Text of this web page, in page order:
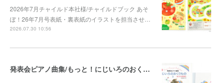
2026年7月チャイルド本社様/チャイルドブック あそ
ぼ！26年7月号表紙・裏表紙のイラストを担当させ…
2026.07.30 10:56
発表会ピアノ曲集/もっと！にじいろのおくりもの2